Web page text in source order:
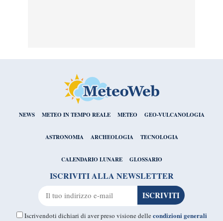
NEWS METEO IN TEMPO REALE METEO GEO-VULCANOLOGIA
ASTRONOMIA ARCHEOLOGIA TECNOLOGIA
CALENDARIO LUNARE GLOSSARIO
ISCRIVITI ALLA NEWSLETTER
Iscrivendoti dichiari di aver preso visione dellecondizioni generali